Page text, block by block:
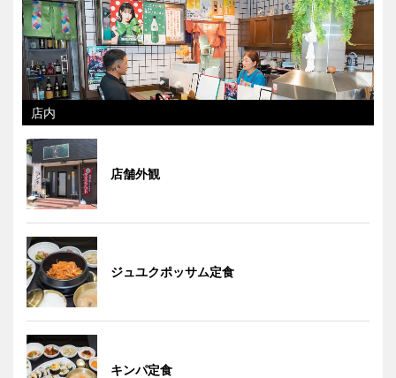
店内
店舗外観
ジュユクポッサム定食
キンパ定食